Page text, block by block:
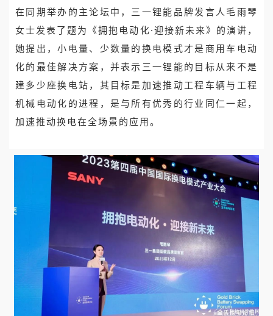
在同期举办的主论坛中，三一锂能品牌发言人毛雨琴
女士发表了题为《拥抱电动化·迎接新未来》的演讲，
她提出，小电量、少数量的换电模式才是商用车电动
化的最佳解决方案，并表示三一锂能的目标从来不是
建多少座换电站，其目标是加速推动工程车辆与工程
机械电动化的进程，是与所有优秀的行业同仁一起，
加速推动换电在全场景的应用。